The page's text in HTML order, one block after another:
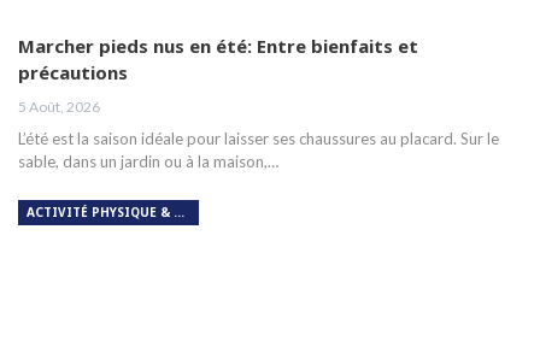
Marcher pieds nus en été: Entre bienfaits et
précautions
5 Août, 2026
L’été est la saison idéale pour laisser ses chaussures au placard. Sur le
sable, dans un jardin ou à la maison,…
ACTIVITÉ PHYSIQUE & RESPIRATION